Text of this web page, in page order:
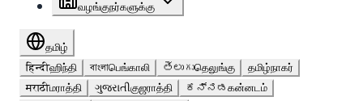
வழங்குநர்களுக்கு
தமிழ்
हिन्दीஹிந்தி বাংলাபெங்காலி తెలుగుதெலுங்கு தமிழ்நாகர்
मराठीமராத்தி ગુજરાતીகுஜராத்தி ಕನ್ನಡ கன்னடம்